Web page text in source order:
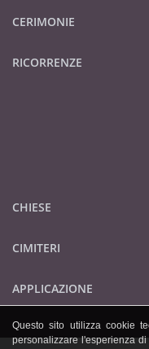
CERIMONIE
RICORRENZE
CHIESE
CIMITERI
APPLICAZIONE
Questo sito utilizza cookie
personalizzare l'esperienza